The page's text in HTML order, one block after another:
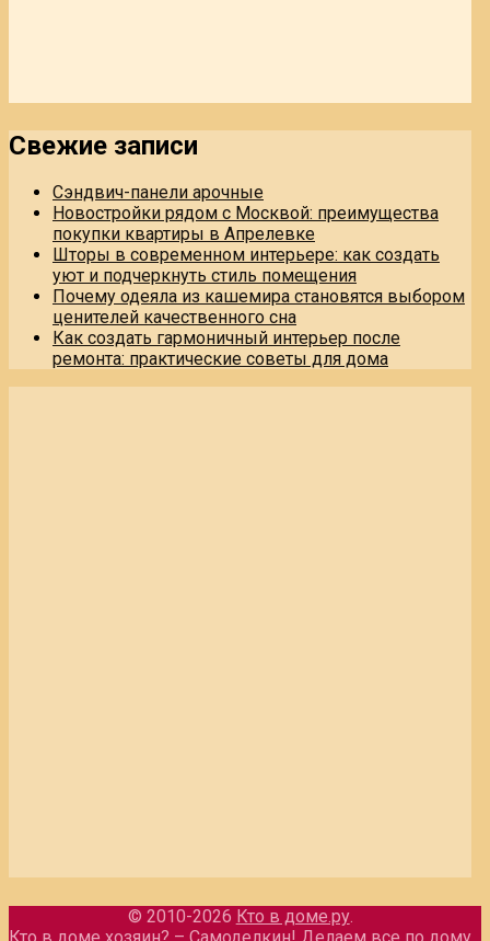
Свежие записи
Сэндвич-панели арочные
Новостройки рядом с Москвой: преимущества
покупки квартиры в Апрелевке
Шторы в современном интерьере: как создать
уют и подчеркнуть стиль помещения
Почему одеяла из кашемира становятся выбором
ценителей качественного сна
Как создать гармоничный интерьер после
ремонта: практические советы для дома
© 2010-2026 Кто в доме.ру.